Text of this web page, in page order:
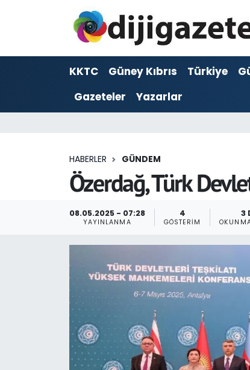
KKTC Güney Kıbrıs Türkiye
Gazeteler
Yazarlar
HABERLER GÜNDEM
Özerdağ, Türk
08.05.2025 - 07:28
YAYINLANMA
4
GÖSTERIM
3
ADVERTORIAL
Dijigazete
Ekonomi
Güncel
Gündem
KKTC YEREL SEÇİM 2018
Hava Durumu
Trafik Durumu
Son Dakika Haberleri